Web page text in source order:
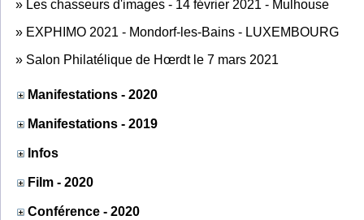
» Les chasseurs d'images - 14 février 2021 - Mulhouse
» EXPHIMO 2021 - Mondorf-les-Bains - LUXEMBOURG
» Salon Philatélique de Hœrdt le 7 mars 2021
Manifestations - 2020
Manifestations - 2019
Infos
Film - 2020
Conférence - 2020